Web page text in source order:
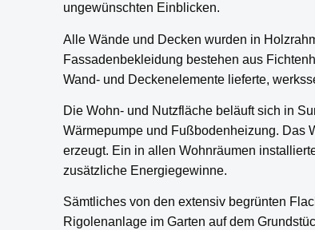
ungewünschten Einblicken.
Alle Wände und Decken wurden in
Fassadenbekleidung bestehen aus
Wand- und Deckenelemente lieferte,
Die Wohn- und Nutzfläche beläuft sich in
Wärmepumpe und Fußbodenheizung. Das
erzeugt. Ein in allen Wohnräumen
zusätzliche Energiegewinne.
Sämtliches von den extensiv begrünten
Rigolenanlage im Garten auf dem